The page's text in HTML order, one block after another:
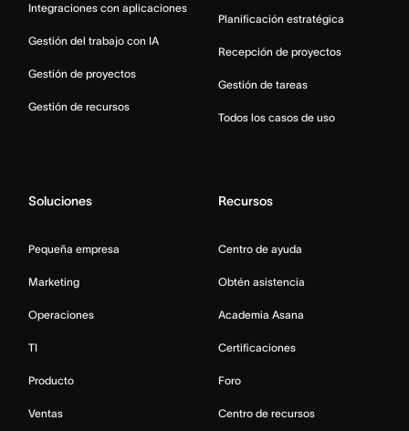
Integraciones con aplicaciones
Gestión del trabajo con IA
Gestión de proyectos
Gestión de recursos
Planificación estratégica
Recepción de proyectos
Gestión de tareas
Todos los casos de uso
Soluciones
Pequeña empresa
Marketing
Operaciones
TI
Producto
Ventas
Recursos
Centro de ayuda
Obtén asistencia
Academia Asana
Certificaciones
Foro
Centro de recursos